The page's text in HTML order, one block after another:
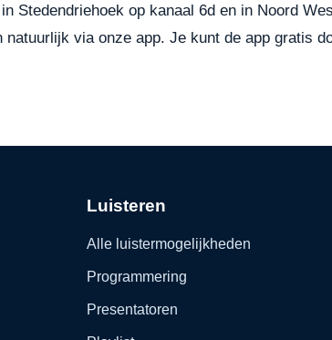
Stedendriehoek op kanaal 6d en in Noord
natuurlijk via onze app. Je kunt de app gratis
Luisteren
Alle luistermogelijkheden
Programmering
Presentatoren